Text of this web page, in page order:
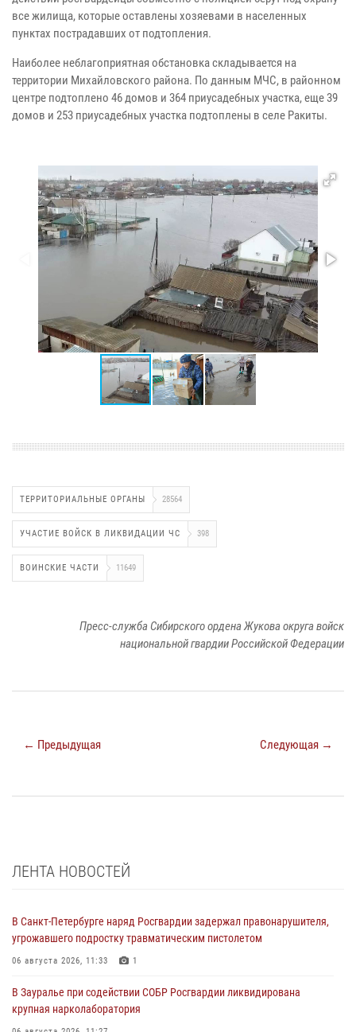
все жилища, которые оставлены хозяевами в населенных
пунктах пострадавших от подтопления.
Наиболее неблагоприятная обстановка складывается на
территории Михайловского района. По данным МЧС, в районном
центре подтоплено 46 домов и 364 приусадебных участка, еще 39
домов и 253 приусадебных участка подтоплены в селе Ракиты.
ТЕРРИТОРИАЛЬНЫЕ ОРГАНЫ 28564
УЧАСТИЕ ВОЙСК В ЛИКВИДАЦИИ ЧС 398
ВОИНСКИЕ ЧАСТИ 11649
Пресс-служба Сибирского ордена Жукова округа войск
национальной гвардии Российской Федерации
← Предыдущая Следующая →
ЛЕНТА НОВОСТЕЙ
В Санкт-Петербурге наряд Росгвардии задержал правонарушителя,
угрожавшего подростку травматическим пистолетом
06 августа 2026, 11:33 1
В Зауралье при содействии СОБР Росгвардии ликвидирована
крупная нарколаборатория